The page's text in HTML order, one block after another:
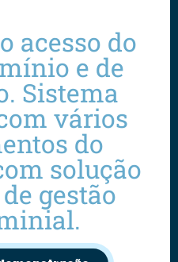
acesso do
e de
Sistema
vários
do
solução
gestão